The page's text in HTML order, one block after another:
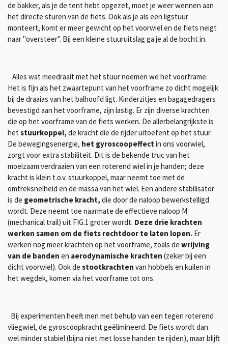
de bakker, als je de tent hebt opgezet, moet je weer wennen aan
het directe sturen van de fiets. Ook als je als een ligstuur
monteert, komt er meer gewicht op het voorwiel en de fiets neigt
naar "oversteer". Bij een kleine stuuruitslag ga je al de bocht in.
Alles wat meedraait met het stuur noemen we het voorframe.
Het is fijn als het zwaartepunt van het voorframe zo dicht mogelijk
bij de draaias van het balhoofd ligt. Kinderzitjes en bagagedragers
bevestigd aan het voorframe, zijn lastig. Er zijn diverse krachten
die op het voorframe van de fiets werken. De allerbelangrijkste is
het stuurkoppel, de kracht die de rijder uitoefent op het stuur.
De bewegingsenergie, het gyroscoopeffectin ons voorwiel,
zorgt voor extra stabiliteit. Dit is de bekende truc van het
moeizaam verdraaien van een roterend wiel in je handen; deze
kracht is klein t.o.v. stuurkoppel, maar neemt toe met de
omtreksnelheid en de massa van het wiel. Een andere stabilisator
is de geometrische kracht, die door de naloop bewerkstelligd
wordt. Deze neemt toe naarmate de effectieve naloop M
(mechanical trail) uit FIG.1 groter wordt. Deze drie krachten
werken samen om de fiets rechtdoor te laten lopen. Er
werken nog meer krachten op het voorframe, zoals de wrijving
van de banden en aerodynamische krachten (zeker bij een
dicht voorwiel). Ook de stootkrachten van hobbels en kuilen in
het wegdek, komen via het voorframe tot ons.
Bij experimenten heeft men met behulp van een tegen roterend
vliegwiel, de gyroscoopkracht geëlimineerd. De fiets wordt dan
wel minder stabiel (bijna niet met losse handen te rijden), maar blijft